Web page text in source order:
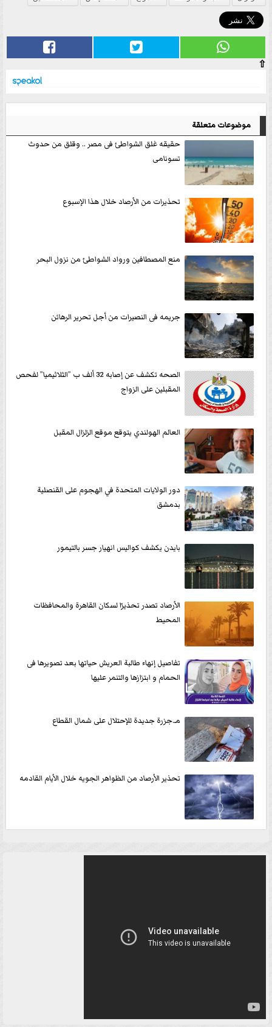
⇧
موضوعات متعلقة
حقيقه غلق الشواطئ فى مصر .. وقلق من حدوث
تسونامى
تحذيرات من الأرصاد خلال هذا الإسبوع
منع المصطافين ورواد الشواطئ من نزول البحر
جريمه فى النصيرات من أجل تحرير الرهائن
الصحه تكشف عن إصابه 32 ألف ب ”الثلاثيميا” لفحص
المقبلين على الزواج
العالم الهولندي يتوقع موقع الزلزال المقبل
دور الولايات المتحدة في الهجوم على القنصلية
بدمشق
بايدن يكشف كواليس انهيار جسر بالتيمور
الأرصاد تصدر تحذيرًا لسكان القاهرة والمحافظات
المحيط
تفاصيل إنهاء طالبة العريش حياتها بعد تصويرها فى
الحمام و ابتزازها والتنمر عليها
مـ.جزرة جديدة للإحتلال على شمال القطاع
تحذير الأرصاد من الظواهر الجويه خلال الأيام القادمه